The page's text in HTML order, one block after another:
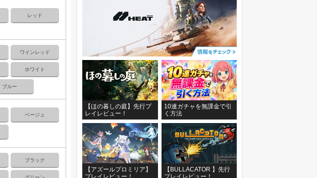
レッド
ワインレッド
ホワイト
ブルー
ベージュ
ブラック
【ほの暮しの庭】先行プ
レイレビュー！
10連ガチャを無課金で引
く方法
【アズールプロミリア】
プレイレビュー！
【BULLACATOR 】先行
プレイレビュー！